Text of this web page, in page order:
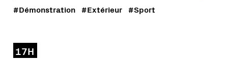
#Démonstration #Extérieur #Sport
17H